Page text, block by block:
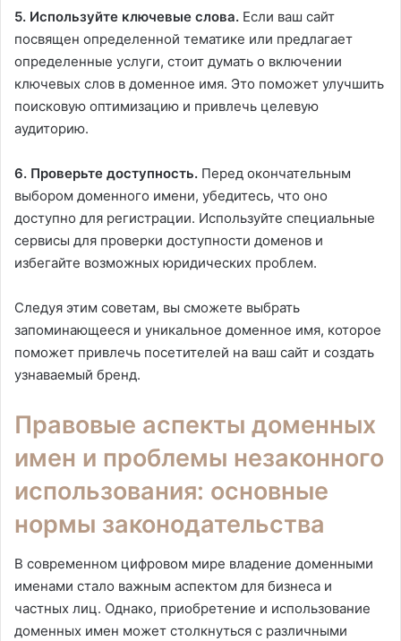
5. Используйте ключевые слова. Если ваш сайт
посвящен определенной тематике или предлагает
определенные услуги, стоит думать о включении
ключевых слов в доменное имя. Это поможет улучшить
поисковую оптимизацию и привлечь целевую
аудиторию.
6. Проверьте доступность. Перед окончательным
выбором доменного имени, убедитесь, что оно
доступно для регистрации. Используйте специальные
сервисы для проверки доступности доменов и
избегайте возможных юридических проблем.
Следуя этим советам, вы сможете выбрать
запоминающееся и уникальное доменное имя, которое
поможет привлечь посетителей на ваш сайт и создать
узнаваемый бренд.
Правовые аспекты доменных
имен и проблемы незаконного
использования: основные
нормы законодательства
В современном цифровом мире владение доменными
именами стало важным аспектом для бизнеса и
частных лиц. Однако, приобретение и использование
доменных имен может столкнуться с различными